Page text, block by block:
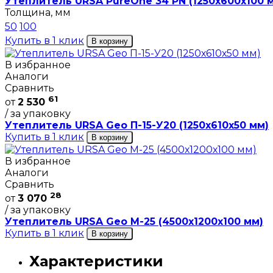
Толщина, мм
50 100
Купить в 1 клик
В корзину
В избранное
Аналоги
Сравнить
от2 530 61
/ за упаковку
Утеплитель URSA Geo П-15-У20 (1250х610х50 мм)
Купить в 1 клик
В корзину
В избранное
Аналоги
Сравнить
от3 070 28
/ за упаковку
Утеплитель URSA Geo М-25 (4500х1200х100 мм)
Купить в 1 клик
В корзину
Характеристики